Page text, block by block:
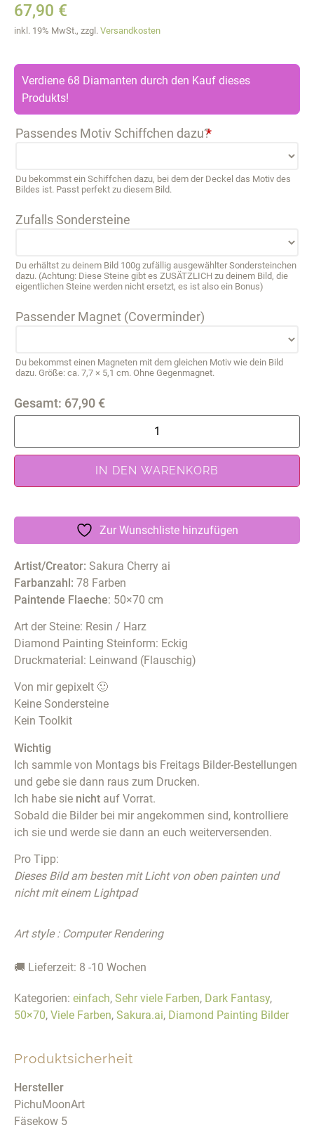
67,90 €
inkl. 19% MwSt., zzgl. Versandkosten
Verdiene 68 Diamanten durch den Kauf dieses
Produkts!
Passendes Motiv Schiffchen dazu?*
Du bekommst ein Schiffchen dazu, bei dem der Deckel das Motiv des
Bildes ist. Passt perfekt zu diesem Bild.
Zufalls Sondersteine
Du erhältst zu deinem Bild 100g zufällig ausgewählter Sondersteinchen
dazu. (Achtung: Diese Steine gibt es ZUSÄTZLICH zu deinem Bild, die
eigentlichen Steine werden nicht ersetzt, es ist also ein Bonus)
Passender Magnet (Coverminder)
Du bekommst einen Magneten mit dem gleichen Motiv wie dein Bild
dazu. Größe: ca. 7,7 × 5,1 cm. Ohne Gegenmagnet.
Gesamt: 67,90 €
IN DEN WARENKORB
Zur Wunschliste hinzufügen
Artist/Creator: Sakura Cherry ai
Farbanzahl: 78 Farben
Paintende Flaeche: 50×70 cm
Art der Steine: Resin / Harz
Diamond Painting Steinform: Eckig
Druckmaterial: Leinwand (Flauschig)
Von mir gepixelt 🙂
Keine Sondersteine
Kein Toolkit
Wichtig
Ich sammle von Montags bis Freitags Bilder-Bestellungen
und gebe sie dann raus zum Drucken.
Ich habe sie nicht auf Vorrat.
Sobald die Bilder bei mir angekommen sind, kontrolliere
ich sie und werde sie dann an euch weiterversenden.
Pro Tipp:
Dieses Bild am besten mit Licht von oben painten und
nicht mit einem Lightpad
Art style : Computer Rendering
🚚 Lieferzeit: 8 -10 Wochen
Kategorien: einfach, Sehr viele Farben, Dark Fantasy,
50×70, Viele Farben, Sakura.ai, Diamond Painting Bilder
Produktsicherheit
Hersteller
PichuMoonArt
Fäsekow 5